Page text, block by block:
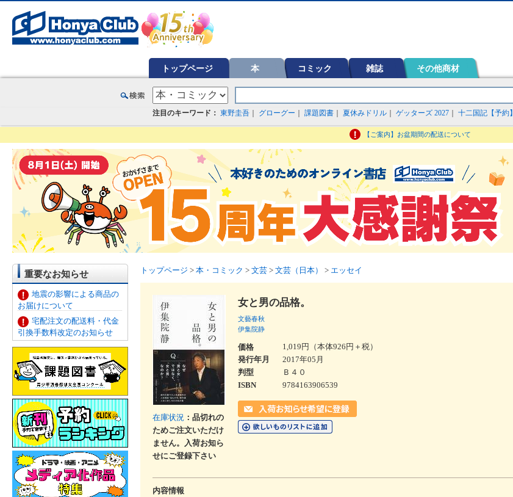
トップページ 本 コミック 雑誌 その他商材
注目のキーワード： 東野圭吾 グローグー 課題図書 夏休みドリル ゲッターズ 2027 十二国記【予約】
【ご案内】お盆期間の配送について
重要なお知らせ
地震の影響による商品の
お届けについて
宅配注文の配送料・代金
引換手数料改定のお知らせ
トップページ > 本・コミック > 文芸 > 文芸（日本） > エッセイ
在庫状況 ：品切れの
ためご注文いただけ
ません。入荷お知ら
せにご登録下さい
女と男の品格。
文藝春秋
伊集院静
価格
1,019円（本体926円＋税）
発行年月
2017年05月
判型
Ｂ４０
ISBN
9784163906539
内容情報